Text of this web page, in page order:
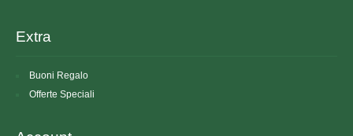
Extra
Buoni Regalo
Offerte Speciali